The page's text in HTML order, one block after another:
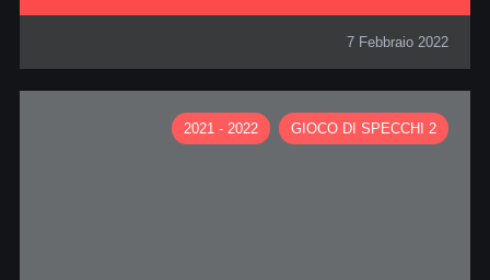
7 Febbraio 2022
2021 - 2022 GIOCO DI SPECCHI 2